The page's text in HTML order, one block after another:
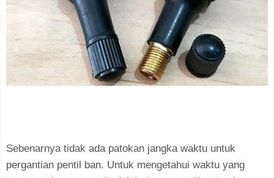
Sebenarnya tidak ada patokan jangka waktu untuk
pergantian pentil ban. Untuk mengetahui waktu yang